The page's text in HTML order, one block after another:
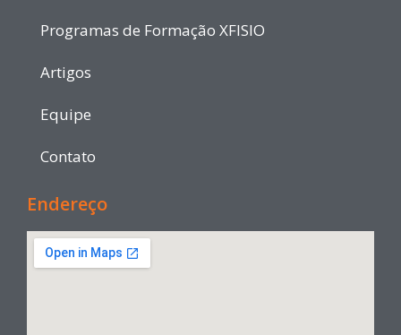
Programas de Formação XFISIO
Artigos
Equipe
Contato
Endereço